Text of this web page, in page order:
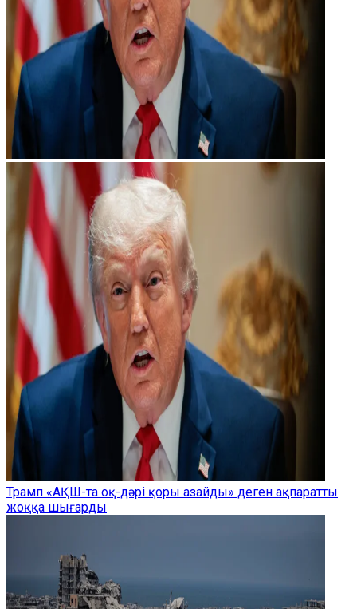
Трамп «АҚШ-та оқ-дәрі қоры азайды» деген ақпаратты
жоққа шығарды